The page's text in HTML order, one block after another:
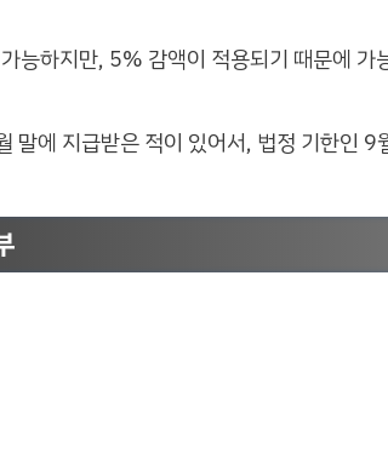
능하지만, 5% 감액이 적용되기 때문에 가
말에 지급받은 적이 있어서, 법정 기한인 9